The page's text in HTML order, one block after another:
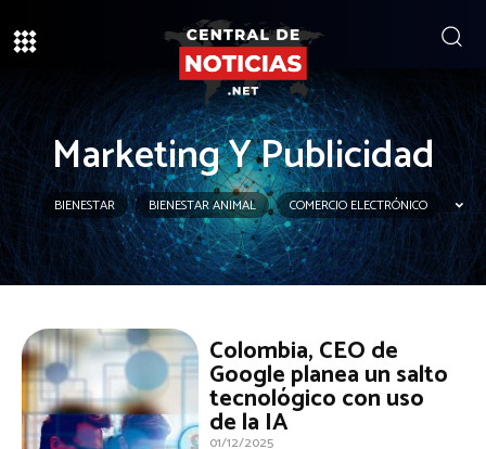
Marketing Y Publicidad
BIENESTAR BIENESTAR ANIMAL COMERCIO ELECTRÓNICO
Colombia, CEO de
Google planea un salto
tecnológico con uso
de la IA
01/12/2025